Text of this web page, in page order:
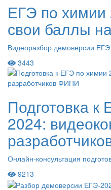
ЕГЭ по химии
свои баллы
Видеоразбор демоверсии
3443
Подготовка к
2024:
Онлайн-консультация
9213